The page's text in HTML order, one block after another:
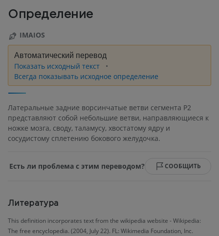
Определение
IMAIOS
Автоматический перевод
Показать исходный текст
Всегда показывать исходное определение
Латеральные задние ворсинчатые ветви сегмента Р2
представляют собой небольшие ветви, направляющиеся к
ножке мозга, своду, таламусу, хвостатому ядру и
сосудистому сплетению бокового желудочка.
Есть ли проблема с этим переводом? СООБЩИТЬ
Литература
This definition incorporates text from the wikipedia website - Wikipedia:
The free encyclopedia. (2004, July 22). FL: Wikimedia Foundation, Inc.